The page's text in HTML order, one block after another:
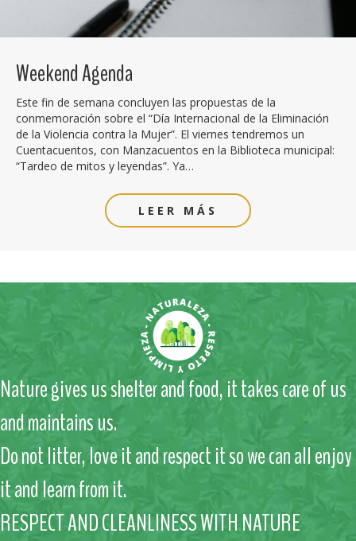
Weekend Agenda
Este fin de semana concluyen las propuestas de la
conmemoración sobre el “Día Internacional de la Eliminación
de la Violencia contra la Mujer”. El viernes tendremos un
Cuentacuentos, con Manzacuentos en la Biblioteca municipal:
“Tardeo de mitos y leyendas”. Ya…
LEER MÁS
Nature gives us shelter and food, it takes care of us
and maintains us.
Do not litter, love it and respect it so we can all enjoy
it and learn from it.
RESPECT AND CLEANLINESS WITH NATURE